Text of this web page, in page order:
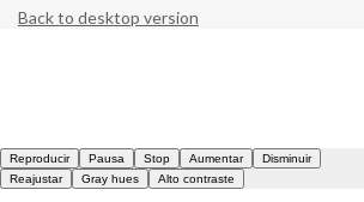
Back to desktop version